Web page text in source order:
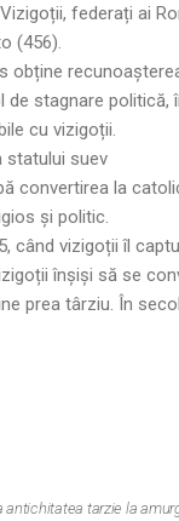
federați ai
(456).
obține
stagnare politică,
cu vizigoții.
statului suev
convertirea la
și politic.
când vizigoții îl
înșiși să se
prea târziu. În
antichitatea tarzie la